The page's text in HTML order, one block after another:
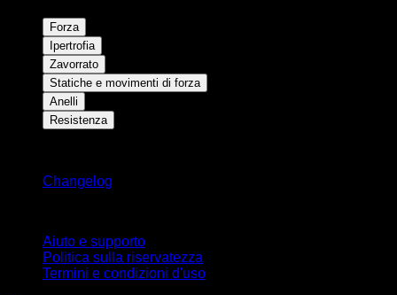
Forza
Ipertrofia
Zavorrato
Statiche e movimenti di forza
Anelli
Resistenza
Changelog
Aiuto e supporto
Politica sulla riservatezza
Termini e condizioni d'uso